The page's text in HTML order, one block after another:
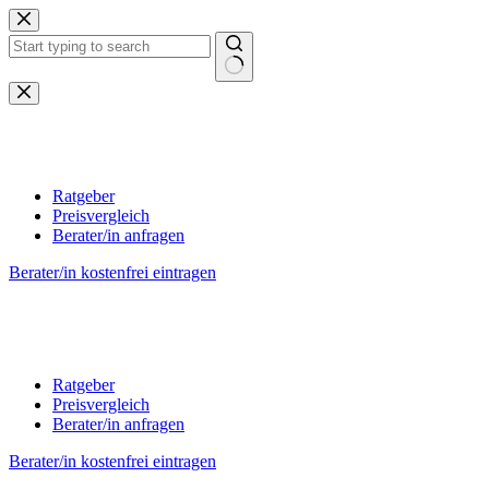
Zum
Inhalt
springen
Keine
Ergebnisse
Ratgeber
Preisvergleich
Berater/in anfragen
Berater/in kostenfrei eintragen
Ratgeber
Preisvergleich
Berater/in anfragen
Berater/in kostenfrei eintragen